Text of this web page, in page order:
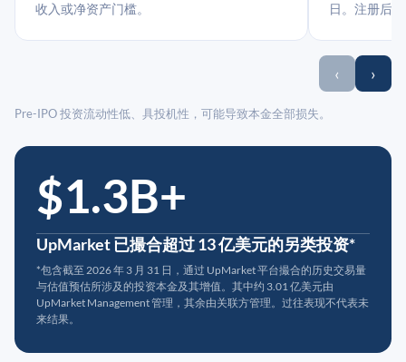
收入或净资产门槛。
日。注册后
‹ ›
Pre-IPO 投资流动性低、具投机性，可能导致本金全部损失。
$1.3B+
UpMarket 已撮合超过 13 亿美元的另类投资*
*包含截至 2026 年 3 月 31 日，通过 UpMarket 平台撮合的历史交易量
与估值预估所涉及的投资本金及其增值。其中约 3.01 亿美元由
UpMarket Management 管理，其余由关联方管理。过往表现不代表未
来结果。